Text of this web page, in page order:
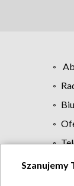
Szanujemy